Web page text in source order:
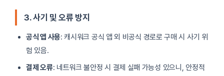
3. 사기 및 오류 방지
공식 앱 사용: 캐시워크 공식 앱 외 비공식 경로로 구매 시 사기 위
험 있음.
결제 오류: 네트워크 불안정 시 결제 실패 가능성 있으니, 안정적